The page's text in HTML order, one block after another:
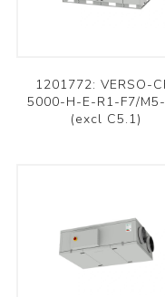
1201772: VERSO-
5000-H-E-R1-F7/
(excl C5.1)